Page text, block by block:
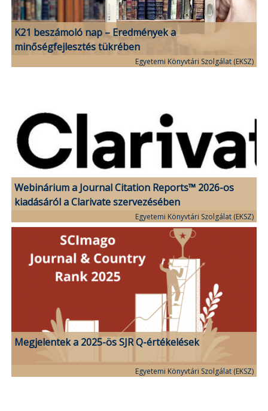
K21 beszámoló nap – Eredmények a
minőségfejlesztés tükrében
Egyetemi Könyvtári Szolgálat (EKSZ)
Webinárium a Journal Citation Reports™ 2026-os
kiadásáról a Clarivate szervezésében
Egyetemi Könyvtári Szolgálat (EKSZ)
Megjelentek a 2025-ös SJR Q-értékelések
Egyetemi Könyvtári Szolgálat (EKSZ)